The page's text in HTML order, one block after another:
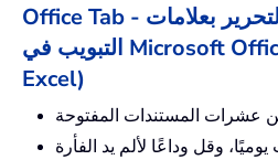
Office Tab - تمكين القراءة والتحرير بعلامات
التبويب في Microsoft Office (بما في ذلك
Excel)